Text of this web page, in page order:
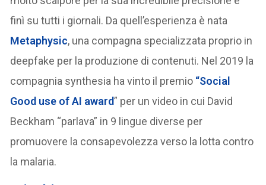
finì su tutti i giornali. Da quell’esperienza è nata
Metaphysic, una compagna specializzata proprio in
deepfake per la produzione di contenuti. Nel 2019 la
compagnia synthesia ha vinto il premio “Social
Good use of AI award” per un video in cui David
Beckham “parlava” in 9 lingue diverse per
promuovere la consapevolezza verso la lotta contro
la malaria.